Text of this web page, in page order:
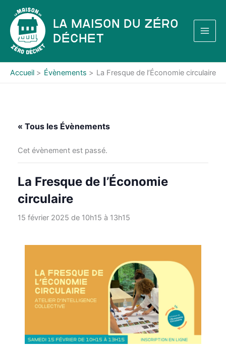
contenu
La Maison du Zéro
Déchet
Accueil Évènements La Fresque de l’Économie circulaire
« Tous les Évènements
Cet évènement est passé.
La Fresque de l’Économie
circulaire
15 février 2025 de 10h15 à 13h15